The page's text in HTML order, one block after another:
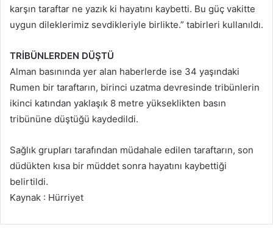
karşın taraftar ne yazık ki hayatını kaybetti. Bu güç vakitte
uygun dileklerimiz sevdikleriyle birlikte.” tabirleri kullanıldı.
TRİBÜNLERDEN DÜŞTÜ
Alman basınında yer alan haberlerde ise 34 yaşındaki
Rumen bir taraftarın, birinci uzatma devresinde tribünlerin
ikinci katından yaklaşık 8 metre yükseklikten basın
tribününe düştüğü kaydedildi.
Sağlık grupları tarafından müdahale edilen taraftarın, son
düdükten kısa bir müddet sonra hayatını kaybettiği
belirtildi.
Kaynak : Hürriyet